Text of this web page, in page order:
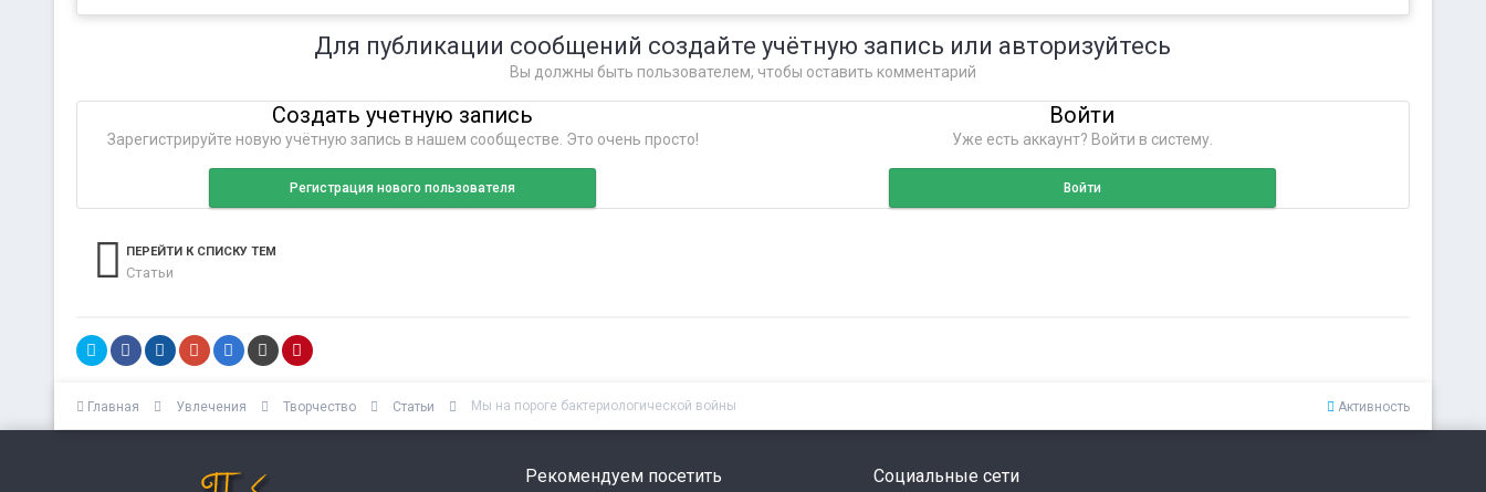
Для публикации сообщений создайте учётную запись или авторизуйтесь
Вы должны быть пользователем, чтобы оставить комментарий
Создать учетную запись
Зарегистрируйте новую учётную запись в нашем сообществе. Это очень просто!
Регистрация нового пользователя
Войти
Уже есть аккаунт? Войти в систему.
Войти
ПЕРЕЙТИ К СПИСКУ ТЕМ
Статьи
Активность
Главная Увлечения Творчество Статьи Мы на пороге бактериологической войны
Рекомендуем посетить Социальные сети